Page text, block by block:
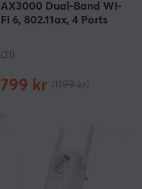
AX3000 Dual-Band Wi-
Fi 6, 802.11ax, 4 Ports
(21)
799 kr